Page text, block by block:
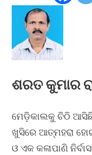
ଶରତ କୁମାର
ମେଡ଼ିକାଲକୁ ଚିଠି ଆସିଛି
ଖୁସିରେ ଆତ୍ମହରା
ଓ ଏକ କଳାପାଣି